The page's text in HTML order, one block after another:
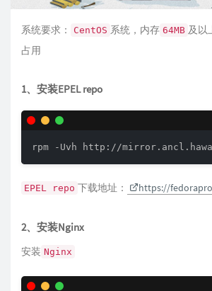
系统要求： CentOS 系统，内存 64MB 及以
占用
1、安装EPEL repo
EPEL repo 下载地址： https://
2、安装Nginx
安装 Nginx